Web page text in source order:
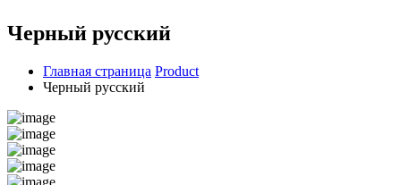
Черный русский
Главная страница Product
Черный русский